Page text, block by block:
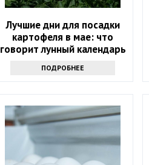
Лучшие дни для посадки
картофеля в мае: что
говорит лунный календарь
ПОДРОБНЕЕ